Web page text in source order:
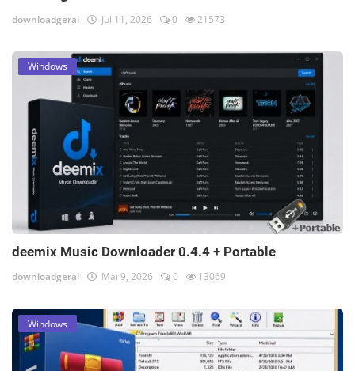
downloadgeral Jul 11, 2026 0 21573
Windows
deemix Music Downloader 0.4.4 + Portable
downloadgeral Mai 9, 2026 0 13069
Windows